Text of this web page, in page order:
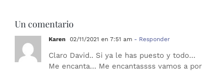
Un comentario
Karen 02/11/2021 en 7:51 am - Responder
Claro David.. Si ya le has puesto y todo…
Me encanta… Me encantassss vamos a por